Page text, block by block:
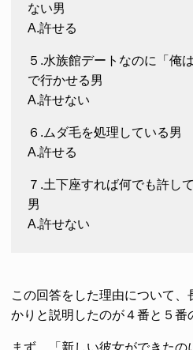
ない男
A.許せる
５.水族館デートなのに「俺
で行かせる男
A.許せない
６.ムダ毛を処理している男
A.許せる
７.土下座すれば何でも許し
男
A.許せない
この回答をした理由について、
かりと説明したのが４番と５番
まず、「新しい彼女ができたの